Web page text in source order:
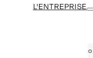
L'ENTREPRISE